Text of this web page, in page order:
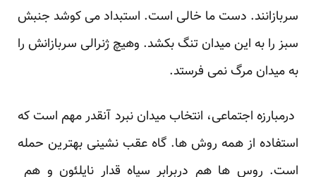
سربازانند. دست ما خالی است. استبداد می کوشد جنبش
سبز را به این میدان تنگ بکشد. وهیچ ژنرالی سربازانش را
به میدان مرگ نمی فرستد.
درمبارزه اجتماعی، انتخاب میدان نبرد آنقدر مهم است که
استفاده از همه روش ها. گاه عقب نشینی بهترین حمله
است. روس ها هم دربرابر سپاه قدار ناپلئون و هم